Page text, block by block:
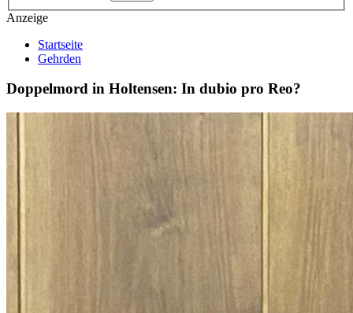
Anzeige
Startseite
Gehrden
Doppelmord in Holtensen: In dubio pro Reo?